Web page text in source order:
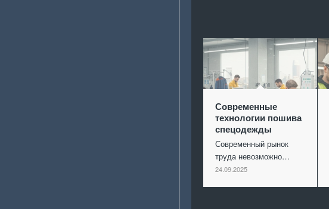
Современные
технологии пошива
спецодежды
Современный рынок
труда невозможно…
24.09.2025